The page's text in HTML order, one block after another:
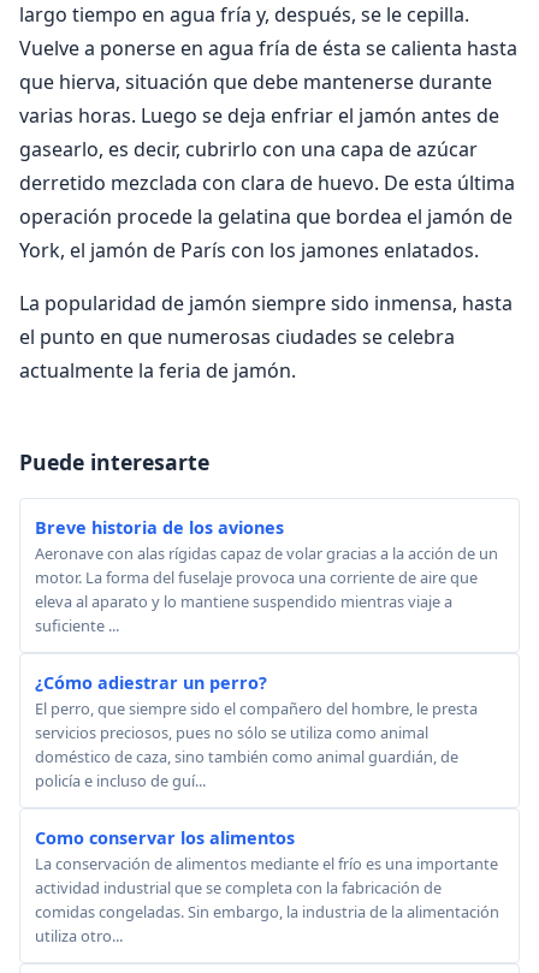
largo tiempo en agua fría y, después, se le cepilla.
Vuelve a ponerse en agua fría de ésta se calienta hasta
que hierva, situación que debe mantenerse durante
varias horas. Luego se deja enfriar el jamón antes de
gasearlo, es decir, cubrirlo con una capa de azúcar
derretido mezclada con clara de huevo. De esta última
operación procede la gelatina que bordea el jamón de
York, el jamón de París con los jamones enlatados.
La popularidad de jamón siempre sido inmensa, hasta
el punto en que numerosas ciudades se celebra
actualmente la feria de jamón.
Puede interesarte
Breve historia de los aviones
Aeronave con alas rígidas capaz de volar gracias a la acción de un
motor. La forma del fuselaje provoca una corriente de aire que
eleva al aparato y lo mantiene suspendido mientras viaje a
suficiente ...
¿Cómo adiestrar un perro?
El perro, que siempre sido el compañero del hombre, le presta
servicios preciosos, pues no sólo se utiliza como animal
doméstico de caza, sino también como animal guardián, de
policía e incluso de guí...
Como conservar los alimentos
La conservación de alimentos mediante el frío es una importante
actividad industrial que se completa con la fabricación de
comidas congeladas. Sin embargo, la industria de la alimentación
utiliza otro...